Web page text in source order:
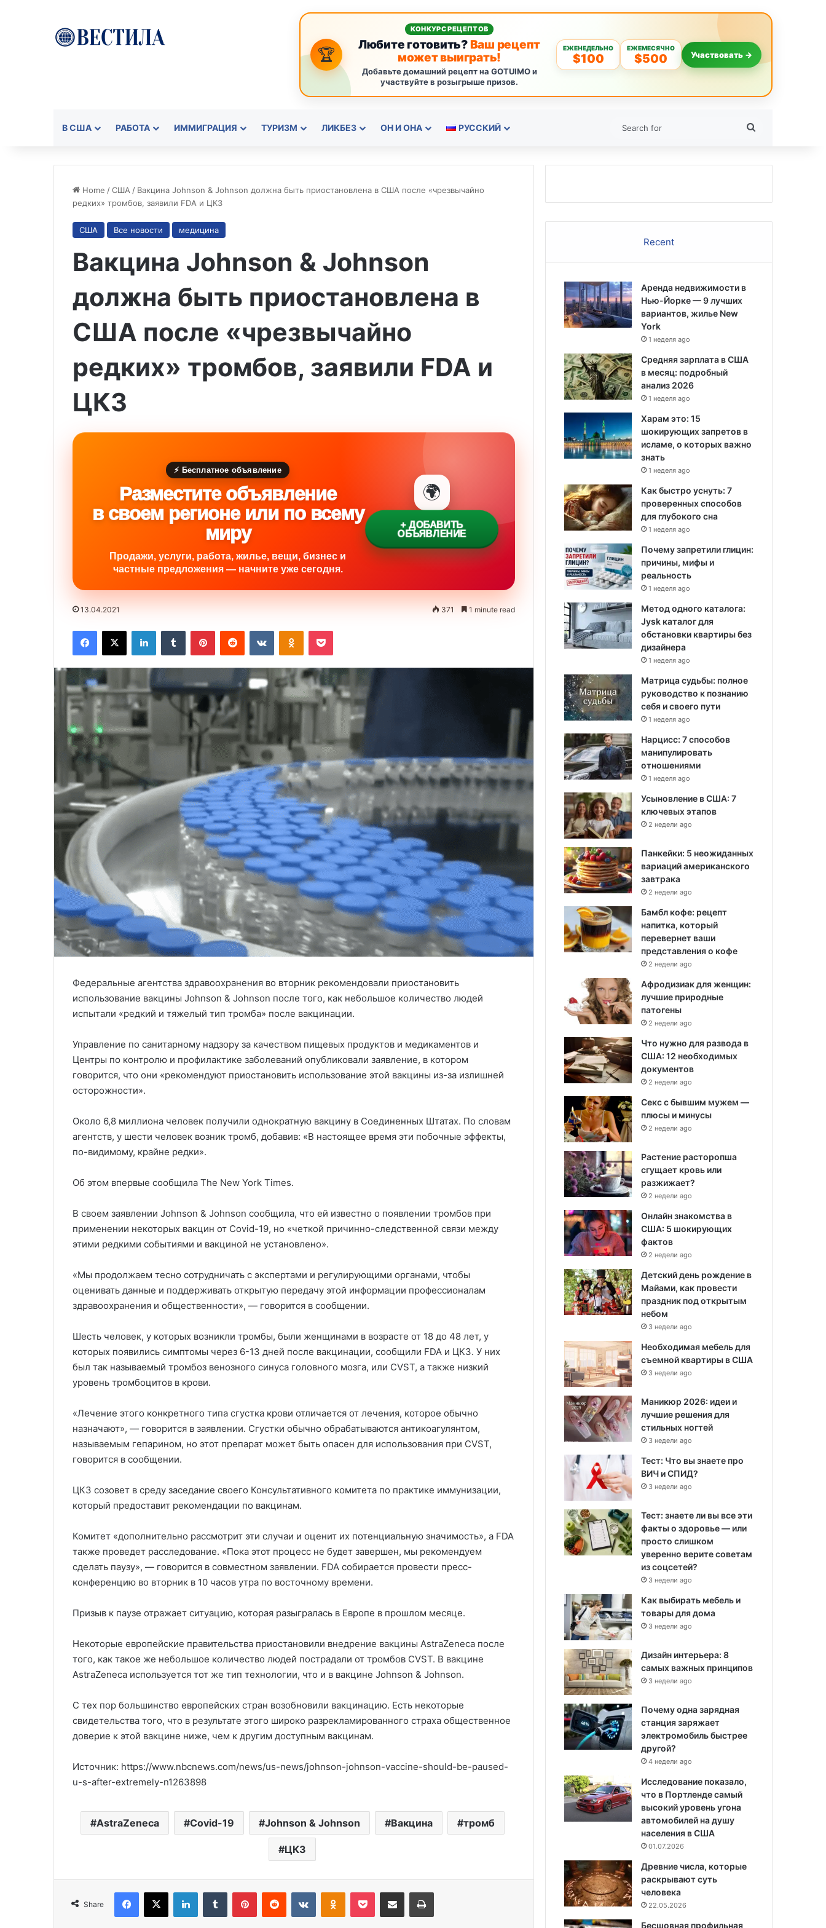
🏆
КОНКУРС РЕЦЕПТОВ
Любите готовить?Ваш рецепт
может выиграть!
Добавьте домашний рецепт на GOTUIMO и
участвуйте в розыгрыше призов.
ЕЖЕНЕДЕЛЬНО
$100
ЕЖЕМЕСЯЧНО
$500 Участвовать →
В США РАБОТА ИММИГРАЦИЯ ТУРИЗМ ЛИКБЕЗ ОН И ОНА РУССКИЙ
Home /США / Вакцина Johnson & Johnson должна быть приостановлена в США после «чрезвычайно
редких» тромбов, заявили FDA и ЦКЗ
США Все новости медицина
Вакцина Johnson & Johnson
должна быть приостановлена в
США после «чрезвычайно
редких» тромбов, заявили FDA и
ЦКЗ
⚡ Бесплатное объявление
Разместите объявление
в своем регионе или по всему
миру
Продажи, услуги, работа, жилье, вещи, бизнес и
частные предложения — начните уже сегодня.
🌍
+ ДОБАВИТЬ
ОБЪЯВЛЕНИЕ
13.04.2021 371 1 minute read
Федеральные агентства здравоохранения во вторник рекомендовали приостановить
использование вакцины Johnson & Johnson после того, как небольшое количество людей
испытали «редкий и тяжелый тип тромба» после вакцинации.
Управление по санитарному надзору за качеством пищевых продуктов и медикаментов и
Центры по контролю и профилактике заболеваний опубликовали заявление, в котором
говорится, что они «рекомендуют приостановить использование этой вакцины из-за излишней
осторожности».
Около 6,8 миллиона человек получили однократную вакцину в Соединенных Штатах. По словам
агентств, у шести человек возник тромб, добавив: «В настоящее время эти побочные эффекты,
по-видимому, крайне редки».
Об этом впервые сообщила The New York Times.
В своем заявлении Johnson & Johnson сообщила, что ей известно о появлении тромбов при
применении некоторых вакцин от Covid-19, но «четкой причинно-следственной связи между
этими редкими событиями и вакциной не установлено».
«Мы продолжаем тесно сотрудничать с экспертами и регулирующими органами, чтобы
оценивать данные и поддерживать открытую передачу этой информации профессионалам
здравоохранения и общественности», — говорится в сообщении.
Шесть человек, у которых возникли тромбы, были женщинами в возрасте от 18 до 48 лет, у
которых появились симптомы через 6-13 дней после вакцинации, сообщили FDA и ЦКЗ. У них
был так называемый тромбоз венозного синуса головного мозга, или CVST, а также низкий
уровень тромбоцитов в крови.
«Лечение этого конкретного типа сгустка крови отличается от лечения, которое обычно
назначают», — говорится в заявлении. Сгустки обычно обрабатываются антикоагулянтом,
называемым гепарином, но этот препарат может быть опасен для использования при CVST,
говорится в сообщении.
ЦКЗ созовет в среду заседание своего Консультативного комитета по практике иммунизации,
который предоставит рекомендации по вакцинам.
Комитет «дополнительно рассмотрит эти случаи и оценит их потенциальную значимость», а FDA
также проведет расследование. «Пока этот процесс не будет завершен, мы рекомендуем
сделать паузу», — говорится в совместном заявлении. FDA собирается провести пресс-
конференцию во вторник в 10 часов утра по восточному времени.
Призыв к паузе отражает ситуацию, которая разыгралась в Европе в прошлом месяце.
Некоторые европейские правительства приостановили внедрение вакцины AstraZeneca после
того, как такое же небольшое количество людей пострадали от тромбов CVST. В вакцине
AstraZeneca используется тот же тип технологии, что и в вакцине Johnson & Johnson.
С тех пор большинство европейских стран возобновили вакцинацию. Есть некоторые
свидетельства того, что в результате этого широко разрекламированного страха общественное
доверие к этой вакцине ниже, чем к другим доступным вакцинам.
Источник: https://www.nbcnews.com/news/us-news/johnson-johnson-vaccine-should-be-paused-
u-s-after-extremely-n1263898
AstraZeneca Covid-19 Johnson & Johnson Вакцина тромб
ЦКЗ
Share
Америка имеет огромный избыток
сыра
Глицин для детей: правильная
Recent
Аренда недвижимости в
Нью-Йорке — 9 лучших
вариантов, жилье New
York
1 неделя ago
Средняя зарплата в США
в месяц: подробный
анализ 2026
1 неделя ago
Харам это: 15
шокирующих запретов в
исламе, о которых важно
знать
1 неделя ago
Как быстро уснуть: 7
проверенных способов
для глубокого сна
1 неделя ago
Почему запретили глицин:
причины, мифы и
реальность
1 неделя ago
Метод одного каталога:
Jysk каталог для
обстановки квартиры без
дизайнера
1 неделя ago
Матрица судьбы: полное
руководство к познанию
себя и своего пути
1 неделя ago
Нарцисс: 7 способов
манипулировать
отношениями
1 неделя ago
Усыновление в США: 7
ключевых этапов
2 недели ago
Панкейки: 5 неожиданных
вариаций американского
завтрака
2 недели ago
Бамбл кофе: рецепт
напитка, который
перевернет ваши
представления о кофе
2 недели ago
Афродизиак для женщин:
лучшие природные
патогены
2 недели ago
Что нужно для развода в
США: 12 необходимых
документов
2 недели ago
Секс с бывшим мужем —
плюсы и минусы
2 недели ago
Растение расторопша
сгущает кровь или
разжижает?
2 недели ago
Онлайн знакомства в
США: 5 шокирующих
фактов
2 недели ago
Детский день рождение в
Майами, как провести
праздник под открытым
небом
3 недели ago
Необходимая мебель для
съемной квартиры в США
3 недели ago
Маникюр 2026: идеи и
лучшие решения для
стильных ногтей
3 недели ago
Тест: Что вы знаете про
ВИЧ и СПИД?
3 недели ago
Тест: знаете ли вы все эти
факты о здоровье — или
просто слишком
уверенно верите советам
из соцсетей?
3 недели ago
Как выбирать мебель и
товары для дома
3 недели ago
Дизайн интерьера: 8
самых важных принципов
3 недели ago
Почему одна зарядная
станция заряжает
электромобиль быстрее
другой?
4 недели ago
Исследование показало,
что в Портленде самый
высокий уровень угона
автомобилей на душу
населения в США
01.07.2026
Древние числа, которые
раскрывают суть
человека
22.05.2026
Бесшовная профильная